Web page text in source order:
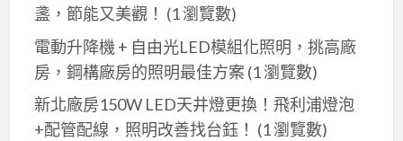
盞，節能又美觀！ (1 瀏覽數)
電動升降機 + 自由光LED模組化照明，挑高廠
房，鋼構廠房的照明最佳方案 (1 瀏覽數)
新北廠房150W LED天井燈更換！飛利浦燈泡
+配管配線，照明改善找台鈺！ (1 瀏覽數)